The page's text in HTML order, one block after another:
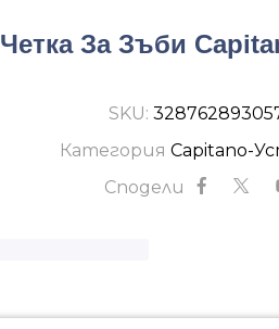
Четка За Зъби
SKU:
Категория Capitano-
Сподели